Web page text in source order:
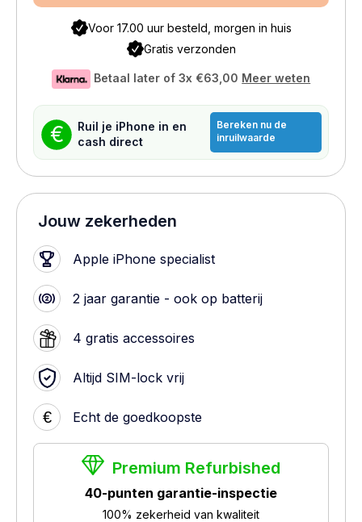
Voor 17.00 uur besteld, morgen in huis
Gratis verzonden
Betaal later of 3x €63,00 Meer weten
€
Ruil je iPhone in en
cash direct
Bereken nu de
inruilwaarde
Jouw zekerheden
Apple iPhone specialist
2 jaar garantie - ook op batterij
4 gratis accessoires
Altijd SIM-lock vrij
€ Echt de goedkoopste
Premium Refurbished
40-punten garantie-inspectie
100% zekerheid van kwaliteit